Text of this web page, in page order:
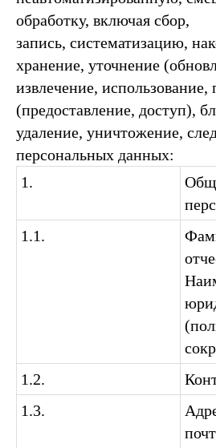
обработку, включая сбор,
запись, систематизацию,
хранение, уточнение
извлечение, использование,
(предоставление, доступ),
удаление, уничтожение,
персональных данных:
1.
1.1.
1.2.
1.3.